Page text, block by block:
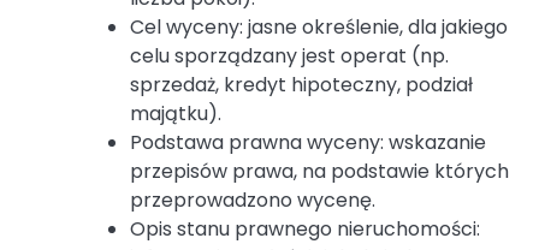
Cel wyceny: jasne określenie, dla jakiego
celu sporządzany jest operat (np.
sprzedaż, kredyt hipoteczny, podział
majątku).
Podstawa prawna wyceny: wskazanie
przepisów prawa, na podstawie których
przeprowadzono wycenę.
Opis stanu prawnego nieruchomości: